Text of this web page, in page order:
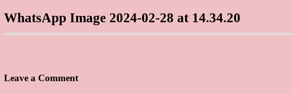
WhatsApp Image 2024-02-28 at 14.34.20
Leave a Comment